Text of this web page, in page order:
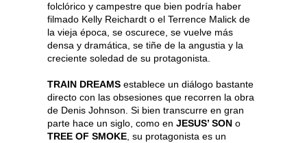
folclórico y campestre que bien podría haber
filmado Kelly Reichardt o el Terrence Malick de
la vieja época, se oscurece, se vuelve más
densa y dramática, se tiñe de la angustia y la
creciente soledad de su protagonista.
TRAIN DREAMS establece un diálogo bastante
directo con las obsesiones que recorren la obra
de Denis Johnson. Si bien transcurre en gran
parte hace un siglo, como en JESUS’ SON o
TREE OF SMOKE, su protagonista es un